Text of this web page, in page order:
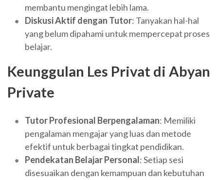
membantu mengingat lebih lama.
Diskusi Aktif dengan Tutor: Tanyakan hal-hal
yang belum dipahami untuk mempercepat proses
belajar.
Keunggulan Les Privat di Abyan
Private
Tutor Profesional Berpengalaman: Memiliki
pengalaman mengajar yang luas dan metode
efektif untuk berbagai tingkat pendidikan.
Pendekatan Belajar Personal: Setiap sesi
disesuaikan dengan kemampuan dan kebutuhan